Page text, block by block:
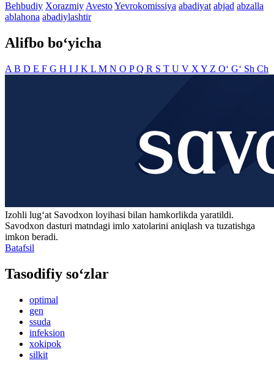
Behbudiy Xorazmiy AvestoYevrokomissiya abadiyat abjad abzalla
ablahona abadiylashtir
Alifbo bo‘yicha
A B D E F G H I J K L M N O PQ R S T U V X Y Z O‘ G‘ Sh Ch
Izohli lugʻat Savodxon loyihasi bilan hamkorlikda yaratildi.
Savodxon dasturi matndagi imlo xatolarini aniqlash va tuzatishga
imkon beradi.
Batafsil
Tasodifiy so‘zlar
optimal
gen
ssuda
infeksion
xokipok
silkit